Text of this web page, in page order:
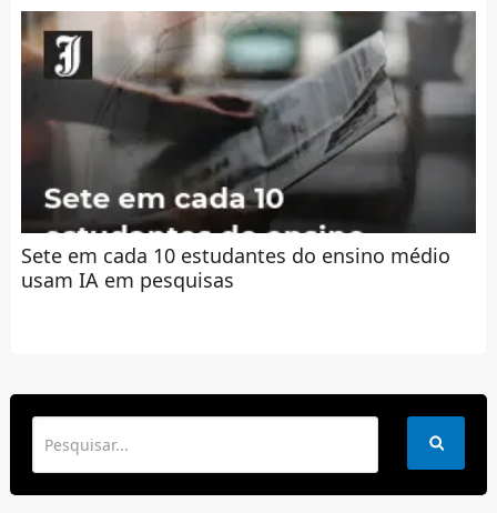
Sete em cada 10 estudantes do ensino médio
usam IA em pesquisas